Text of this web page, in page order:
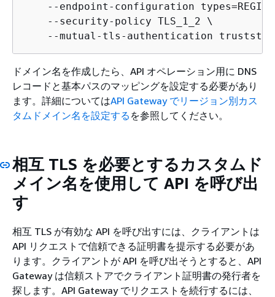
--endpoint-configuration
    --security-policy TLS_1_2 \
--mutual-tls-authentication
ドメイン名を作成したら、API オペレーション用に DNS
レコードと基本パスのマッピングを設定する必要があり
ます。詳細についてはAPI Gateway でリージョン別カス
タムドメイン名を設定する を参照してください。
相互 TLS を必要とするカスタムド
メイン名を使用して API を呼び出
す
相互 TLS が有効な API を呼び出すには、クライアントは
API リクエストで信頼できる証明書を提示する必要があ
ります。クライアントが API を呼び出そうとすると、API
Gateway は信頼ストアでクライアント証明書の発行者を
探します。API Gateway でリクエストを続行するには、